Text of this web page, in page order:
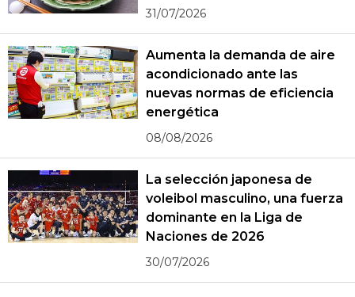
31/07/2026
Aumenta la demanda de aire
acondicionado ante las
nuevas normas de eficiencia
energética
08/08/2026
La selección japonesa de
voleibol masculino, una fuerza
dominante en la Liga de
Naciones de 2026
30/07/2026